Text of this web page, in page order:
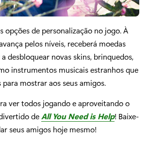
opções de personalização no jogo. À
pelos níveis, receberá moedas
desbloquear novas skins, brinquedos,
instrumentos musicais estranhos que
para mostrar aos seus amigos.
ver todos jogando e aproveitando o
deAll You Need is Help! Baixe-
seus amigos hoje mesmo!